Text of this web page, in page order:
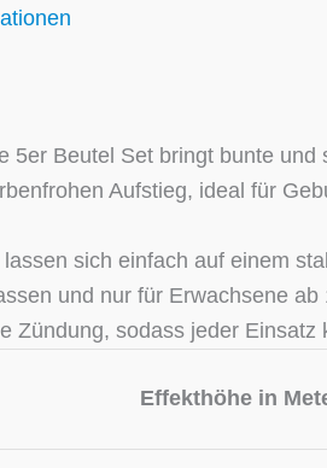
5er Beutel Set bringt bunte
Aufstieg, ideal für
sich einfach auf einem
und nur für Erwachsene
Zündung, sodass jeder
Effekthöhe in